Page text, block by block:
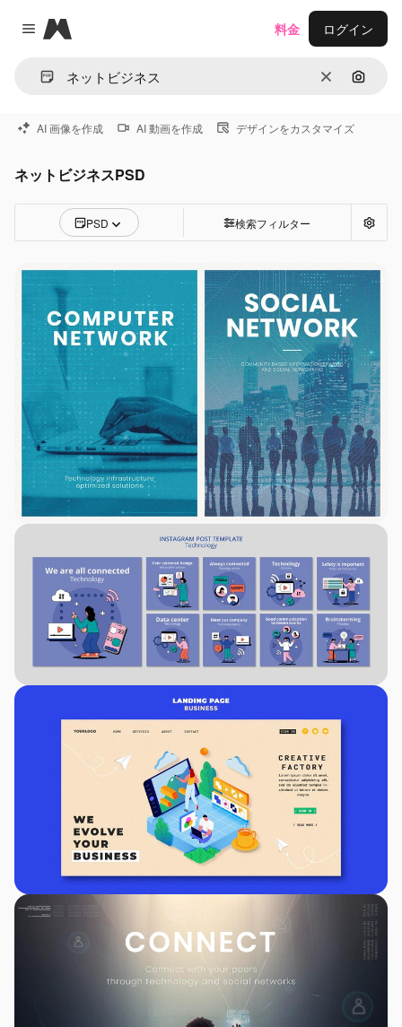
Close menu
Magnific
消去 画像で
料金 ログイン
AI 画像を作成 AI 動画を作成 デザインをカスタマイズ
ネットビジネスPSD
PSD 検索フィルター